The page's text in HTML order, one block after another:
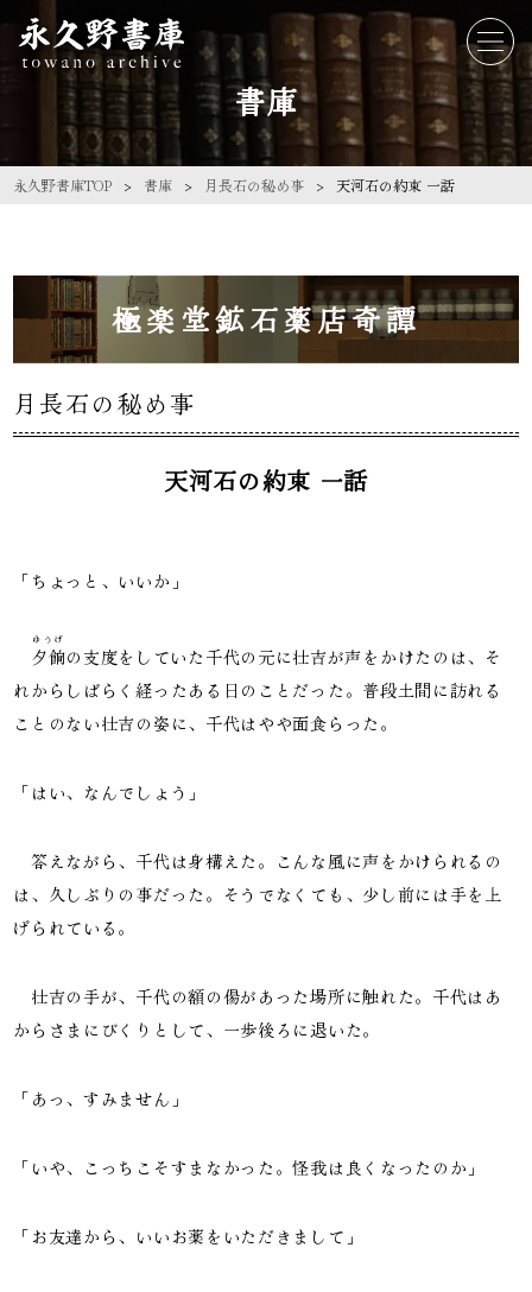
書庫
永久野書庫TOP 書庫 月長石の秘め事 天河石の約束 一話
極楽堂鉱石薬店奇譚
月長石の秘め事
天河石の約束 一話
「ちょっと、いいか」
夕餉
ゆうげ
の支度をしていた千代の元に壮吉が声をかけたのは、そ
れからしばらく経ったある日のことだった。普段土間に訪れる
ことのない壮吉の姿に、千代はやや面食らった。
「はい、なんでしょう」
答えながら、千代は身構えた。こんな風に声をかけられるの
は、久しぶりの事だった。そうでなくても、少し前には手を上
げられている。
壮吉の手が、千代の額の傷があった場所に触れた。千代はあ
からさまにびくりとして、一歩後ろに退いた。
「あっ、すみません」
「いや、こっちこそすまなかった。怪我は良くなったのか」
「お友達から、いいお薬をいただきまして」